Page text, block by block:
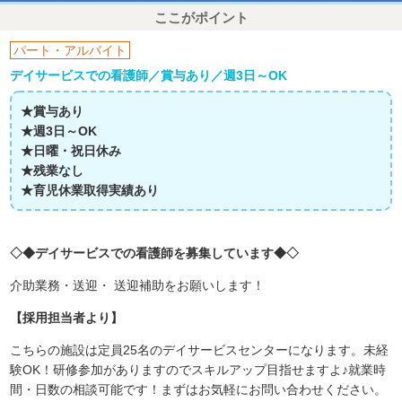
ここがポイント
パート・アルバイト
デイサービスでの看護師／賞与あり／週3日～OK
★賞与あり
★週3日～OK
★日曜・祝日休み
★残業なし
★育児休業取得実績あり
◇◆デイサービスでの看護師を募集しています◆◇
介助業務・送迎・ 送迎補助をお願いします！
【採用担当者より】
こちらの施設は定員25名のデイサービスセンターになります。未経
験OK！研修参加がありますのでスキルアップ目指せますよ♪就業時
間・日数の相談可能です！まずはお気軽にお問い合わせください。